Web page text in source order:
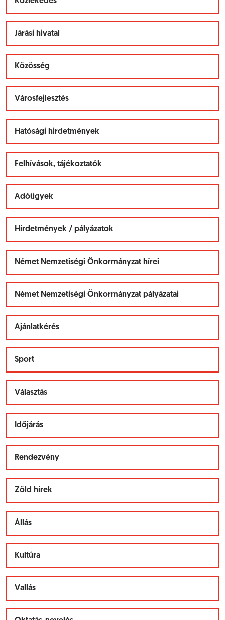
Járási hivatal
Közösség
Városfejlesztés
Hatósági hirdetmények
Felhívások, tájékoztatók
Adóügyek
Hírdetmények / pályázatok
Német Nemzetiségi Önkormányzat hírei
Német Nemzetiségi Önkormányzat pályázatai
Ajánlatkérés
Sport
Választás
Időjárás
Rendezvény
Zöld hírek
Állás
Kultúra
Vallás